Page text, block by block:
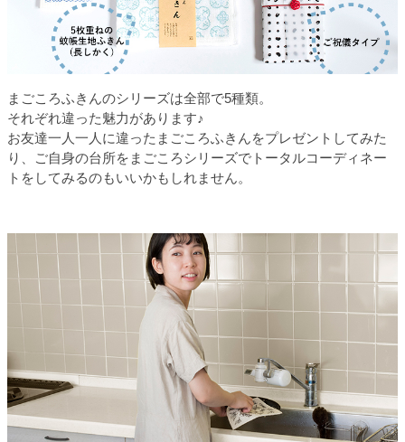
まごころふきんのシリーズは全部で5種類。
それぞれ違った魅力があります♪
お友達一人一人に違ったまごころふきんをプレゼントしてみた
り、ご自身の台所をまごころシリーズでトータルコーディネー
トをしてみるのもいいかもしれません。